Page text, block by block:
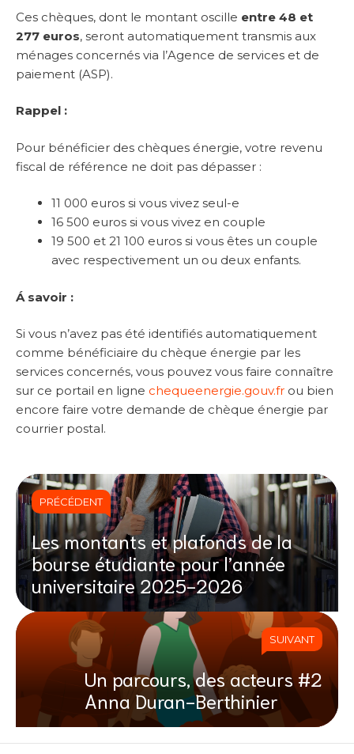
Ces chèques, dont le montant oscille entre 48 et
277 euros, seront automatiquement transmis aux
ménages concernés via l’Agence de services et de
paiement (ASP).
Rappel :
Pour bénéficier des chèques énergie, votre revenu
fiscal de référence ne doit pas dépasser :
11 000 euros si vous vivez seul-e
16 500 euros si vous vivez en couple
19 500 et 21 100 euros si vous êtes un couple
avec respectivement un ou deux enfants.
Á savoir :
Si vous n’avez pas été identifiés automatiquement
comme bénéficiaire du chèque énergie par les
services concernés, vous pouvez vous faire connaître
sur ce portail en ligne chequeenergie.gouv.fr ou bien
encore faire votre demande de chèque énergie par
courrier postal.
PRÉCÉDENT
Les montants et plafonds de la
bourse étudiante pour l’année
universitaire 2025-2026
SUIVANT
Un parcours, des acteurs #2
Anna Duran-Berthinier